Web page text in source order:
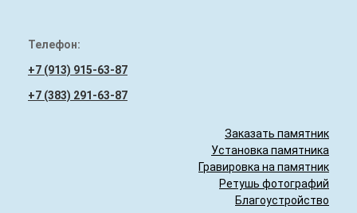
Как заказать памятник
Вазы и полувазы
Телефон:
+7 (913) 915-63-87
+7 (383) 291-63-87
Заказать памятник
Установка памятника
Гравировка на памятник
Ретушь фотографий
Благоустройство